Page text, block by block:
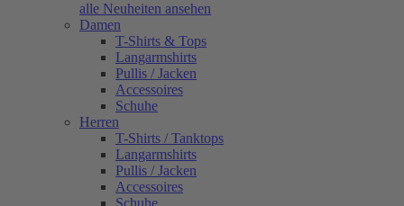
alle Neuheiten ansehen
Damen
T-Shirts & Tops
Langarmshirts
Pullis / Jacken
Accessoires
Schuhe
Herren
T-Shirts / Tanktops
Langarmshirts
Pullis / Jacken
Accessoires
Schuhe